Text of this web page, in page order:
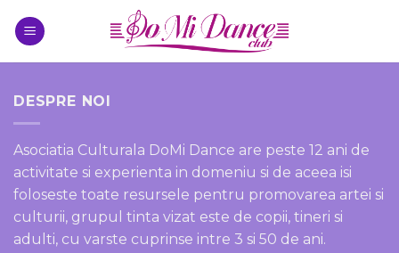
DESPRE NOI
Asociatia Culturala DoMi Dance are peste 12 ani de
activitate si experienta in domeniu si de aceea isi
foloseste toate resursele pentru promovarea artei si
culturii, grupul tinta vizat este de copii, tineri si
adulti, cu varste cuprinse intre 3 si 50 de ani.